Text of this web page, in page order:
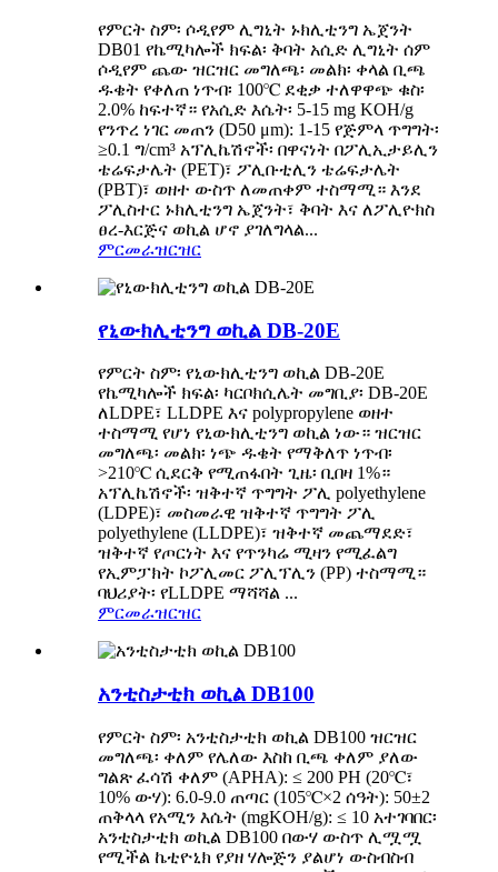
የምርት ስም፡ ሶዲየም ሊግኒት ኑክሊቲንግ ኤጀንት
DB01 የኬሚካሎች ክፍል፡ ቅባት አሲድ ሊግኒት ሰም
ሶዲየም ጨው ዝርዝር መግለጫ፡ መልክ፡ ቀላል ቢጫ
ዱቄት የቀለጠ ነጥብ፡ 100℃ ደቂቃ ተለዋዋጭ ቁስ፡
2.0% ከፍተኛ። የአሲድ እሴት፡ 5-15 mg KOH/g
የንጥረ ነገር መጠን (D50 μm): 1-15 የጅምላ ጥግግት፡
≥0.1 ግ/cm³ አፕሊኬሽኖች፡ በዋናነት በፖሊኢታይሊን
ቴሬፍታሌት (PET)፣ ፖሊቡቲሊን ቴሬፍታሌት
(PBT)፣ ወዘተ ውስጥ ለመጠቀም ተስማሚ። እንደ
ፖሊስተር ኑክሊቲንግ ኤጀንት፣ ቅባት እና ለፖሊዮክስ
ፀረ-እርጅና ወኪል ሆኖ ያገለግላል...
ምርመራዝርዝር
የኒውክሊቲንግ ወኪል DB-20E
የምርት ስም፡ የኒውክሊቲንግ ወኪል DB-20E
የኬሚካሎች ክፍል፡ ካርቦክሲሌት መግቢያ፡ DB-20E
ለLDPE፣ LLDPE እና polypropylene ወዘተ
ተስማሚ የሆነ የኒውክሊቲንግ ወኪል ነው። ዝርዝር
መግለጫ፡ መልክ፡ ነጭ ዱቄት የማቅለጥ ነጥብ፡
>210℃ ሲደርቅ የሚጠፋበት ጊዜ፡ ቢበዛ 1%።
አፕሊኬሽኖች፡ ዝቅተኛ ጥግግት ፖሊ polyethylene
(LDPE)፣ መስመራዊ ዝቅተኛ ጥግግት ፖሊ
polyethylene (LLDPE)፣ ዝቅተኛ መጨማደድ፣
ዝቅተኛ የጦርነት እና የጥንካሬ ሚዛን የሚፈልግ
የኢምፓክት ኮፖሊመር ፖሊፕሊን (PP) ተስማሚ።
ባህሪያት፡ የLLDPE ማሻሻል ...
ምርመራዝርዝር
አንቲስታቲክ ወኪል DB100
የምርት ስም፡ አንቲስታቲክ ወኪል DB100 ዝርዝር
መግለጫ፡ ቀለም የሌለው እስከ ቢጫ ቀለም ያለው
ግልጽ ፈሳሽ ቀለም (APHA): ≤ 200 PH (20℃፣
10% ውሃ): 6.0-9.0 ጠጣር (105℃×2 ሰዓት): 50±2
ጠቅላላ የአሚን እሴት (mgKOH/g): ≤ 10 አተገባበር፡
አንቲስታቲክ ወኪል DB100 በውሃ ውስጥ ሊሟሟ
የሚችል ኬቲዮኒክ የያዘ ሃሎጅን ያልሆነ ውስብስብ